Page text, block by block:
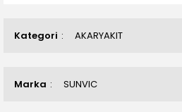
Kategori AKARYAKIT
Marka SUNVIC